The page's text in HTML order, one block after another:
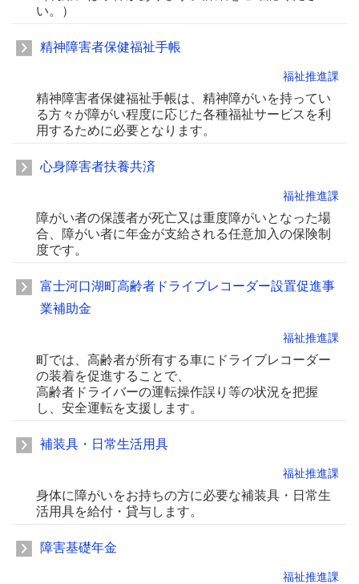
い。）
精神障害者保健福祉手帳
福祉推進課
精神障害者保健福祉手帳は、精神障がいを持ってい
る方々が障がい程度に応じた各種福祉サービスを利
用するために必要となります。
心身障害者扶養共済
福祉推進課
障がい者の保護者が死亡又は重度障がいとなった場
合、障がい者に年金が支給される任意加入の保険制
度です。
富士河口湖町高齢者ドライブレコーダー設置促進事
業補助金
福祉推進課
町では、高齢者が所有する車にドライブレコーダー
の装着を促進することで、
高齢者ドライバーの運転操作誤り等の状況を把握
し、安全運転を支援します。
補装具・日常生活用具
福祉推進課
身体に障がいをお持ちの方に必要な補装具・日常生
活用具を給付・貸与します。
障害基礎年金
福祉推進課